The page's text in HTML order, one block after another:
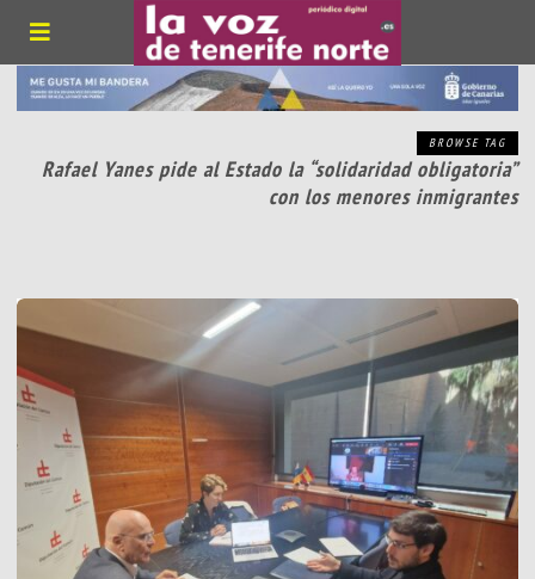
BROWSE TAG
Rafael Yanes pide al Estado la “solidaridad obligatoria”
con los menores inmigrantes